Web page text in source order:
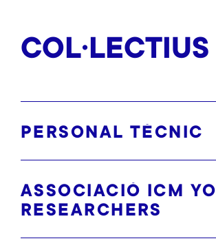
COL·LECTIUS
PERSONAL TÉCNIC
ASSOCIACIÓ ICM
RESEARCHERS